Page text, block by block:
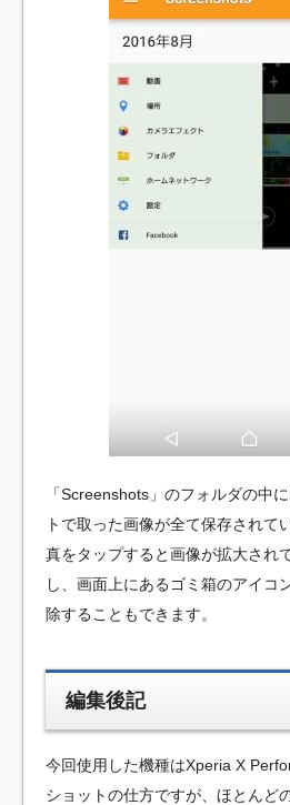
「Screenshots」のフォルダの中
トで取った画像が全て保存されて
真をタップすると画像が拡大され
し、画面上にあるゴミ箱のアイコ
除することもできます。
編集後記
今回使用した機種はXperia X
ショットの仕方ですが、ほとんど